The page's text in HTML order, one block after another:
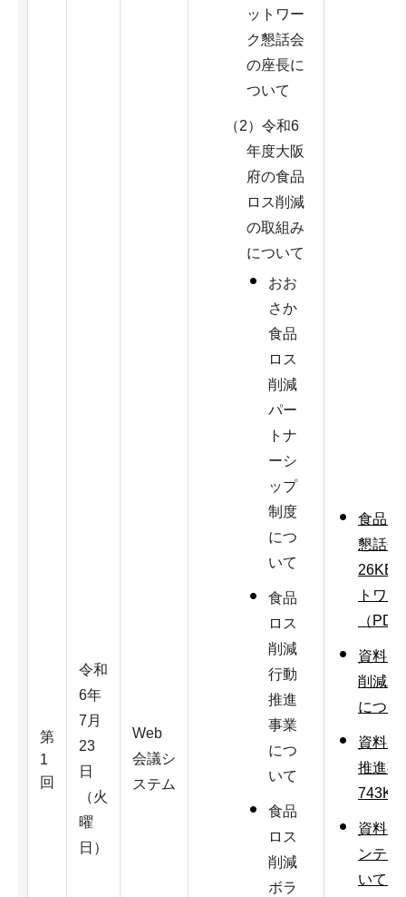
第
1
回
令和
6年
7月
23
日
（火
曜
日）
Web
会議シ
ステム
ットワー
ク懇話会
の座長に
ついて
（2）令和6
年度大阪
府の食品
ロス削減
の取組み
について
おお
さか
食品
ロス
削減
パー
トナ
ーシ
ップ
制度
につ
いて
食品
ロス
削減
行動
推進
事業
につ
いて
食品
ロス
削減
ボラ
食品ロ
懇話会
26KB
トワ
（
資料1
削減パ
につい
資料2
推進事
743KB
資料3
ンテ
いて（